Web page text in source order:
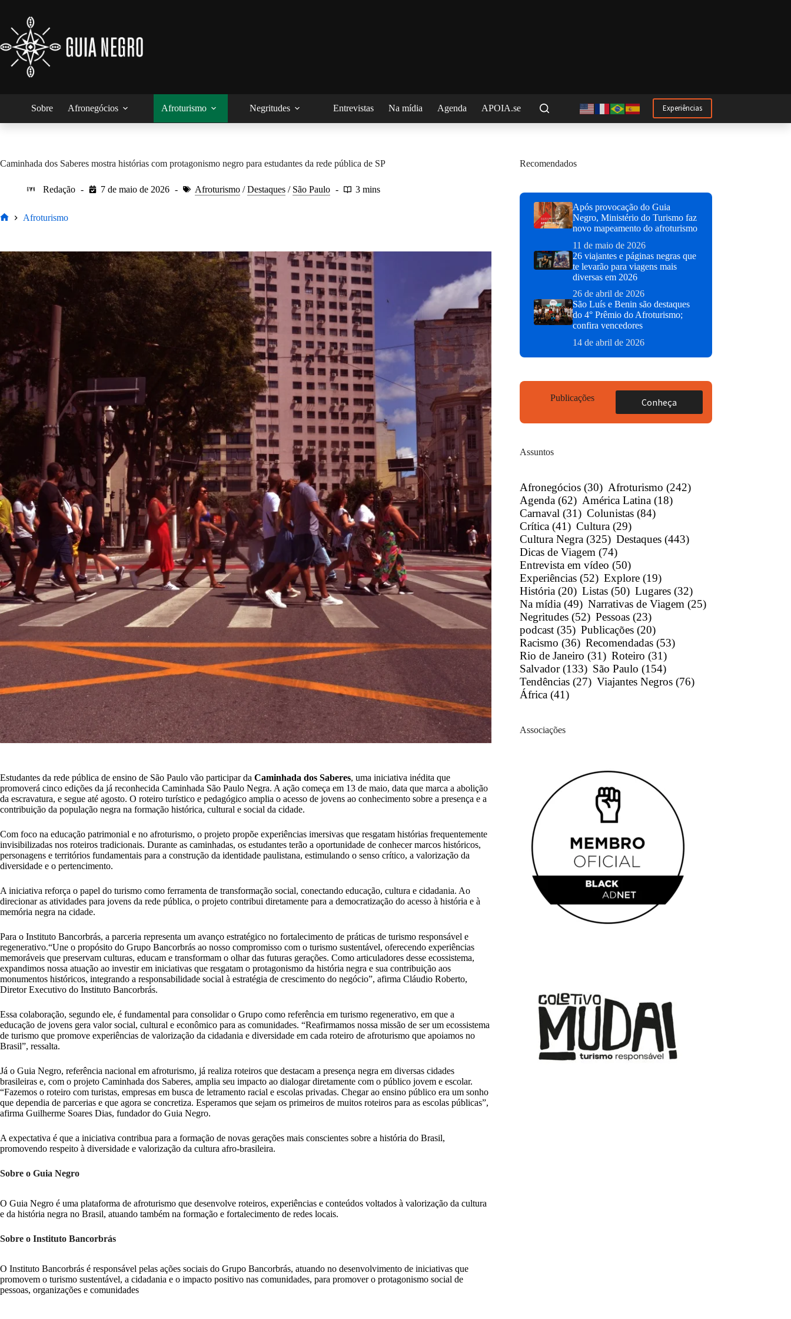
conteúdo
Sobre Afronegócios Afroturismo Negritudes Entrevistas Na mídia Agenda APOIA.se Experiências
Caminhada dos Saberes mostra histórias com protagonismo negro para estudantes da rede pública de SP
Redação 7 de maio de 2026 Afroturismo /Destaques / São Paulo 3 mins
Afroturismo
Estudantes da rede pública de ensino de São Paulo vão participar da Caminhada dos Saberes, uma iniciativa inédita que
promoverá cinco edições da já reconhecida Caminhada São Paulo Negra. A ação começa em 13 de maio, data que marca a abolição
da escravatura, e segue até agosto. O roteiro turístico e pedagógico amplia o acesso de jovens ao conhecimento sobre a presença e a
contribuição da população negra na formação histórica, cultural e social da cidade.
Com foco na educação patrimonial e no afroturismo, o projeto propõe experiências imersivas que resgatam histórias frequentemente
invisibilizadas nos roteiros tradicionais. Durante as caminhadas, os estudantes terão a oportunidade de conhecer marcos históricos,
personagens e territórios fundamentais para a construção da identidade paulistana, estimulando o senso crítico, a valorização da
diversidade e o pertencimento.
A iniciativa reforça o papel do turismo como ferramenta de transformação social, conectando educação, cultura e cidadania. Ao
direcionar as atividades para jovens da rede pública, o projeto contribui diretamente para a democratização do acesso à história e à
memória negra na cidade.
Para o Instituto Bancorbrás, a parceria representa um avanço estratégico no fortalecimento de práticas de turismo responsável e
regenerativo.“Une o propósito do Grupo Bancorbrás ao nosso compromisso com o turismo sustentável, oferecendo experiências
memoráveis que preservam culturas, educam e transformam o olhar das futuras gerações. Como articuladores desse ecossistema,
expandimos nossa atuação ao investir em iniciativas que resgatam o protagonismo da história negra e sua contribuição aos
monumentos históricos, integrando a responsabilidade social à estratégia de crescimento do negócio”, afirma Cláudio Roberto,
Diretor Executivo do Instituto Bancorbrás.
Essa colaboração, segundo ele, é fundamental para consolidar o Grupo como referência em turismo regenerativo, em que a
educação de jovens gera valor social, cultural e econômico para as comunidades. “Reafirmamos nossa missão de ser um ecossistema
de turismo que promove experiências de valorização da cidadania e diversidade em cada roteiro de afroturismo que apoiamos no
Brasil”, ressalta.
Já o Guia Negro, referência nacional em afroturismo, já realiza roteiros que destacam a presença negra em diversas cidades
brasileiras e, com o projeto Caminhada dos Saberes, amplia seu impacto ao dialogar diretamente com o público jovem e escolar.
“Fazemos o roteiro com turistas, empresas em busca de letramento racial e escolas privadas. Chegar ao ensino público era um sonho
que dependia de parcerias e que agora se concretiza. Esperamos que sejam os primeiros de muitos roteiros para as escolas públicas”,
afirma Guilherme Soares Dias, fundador do Guia Negro.
A expectativa é que a iniciativa contribua para a formação de novas gerações mais conscientes sobre a história do Brasil,
promovendo respeito à diversidade e valorização da cultura afro-brasileira.
Sobre o Guia Negro
O Guia Negro é uma plataforma de afroturismo que desenvolve roteiros, experiências e conteúdos voltados à valorização da cultura
e da história negra no Brasil, atuando também na formação e fortalecimento de redes locais.
Sobre o Instituto Bancorbrás
O Instituto Bancorbrás é responsável pelas ações sociais do Grupo Bancorbrás, atuando no desenvolvimento de iniciativas que
promovem o turismo sustentável, a cidadania e o impacto positivo nas comunidades, para promover o protagonismo social de
pessoas, organizações e comunidades
Recomendados
Após provocação do Guia
Negro, Ministério do Turismo faz
novo mapeamento do afroturismo
11 de maio de 2026
26 viajantes e páginas negras que
te levarão para viagens mais
diversas em 2026
26 de abril de 2026
São Luís e Benin são destaques
do 4° Prêmio do Afroturismo;
confira vencedores
14 de abril de 2026
Publicações Conheça
Assuntos
Afronegócios (30) Afroturismo (242)
Agenda (62) América Latina (18)
Carnaval (31) Colunistas (84)
Crítica (41) Cultura (29)
Cultura Negra (325) Destaques (443)
Dicas de Viagem (74)
Entrevista em vídeo (50)
Experiências (52) Explore (19)
História (20) Listas (50) Lugares (32)
Na mídia (49) Narrativas de Viagem (25)
Negritudes (52) Pessoas (23)
podcast (35) Publicações (20)
Racismo (36) Recomendadas (53)
Rio de Janeiro (31) Roteiro (31)
Salvador (133) São Paulo (154)
Tendências (27) Viajantes Negros (76)
África (41)
Associações